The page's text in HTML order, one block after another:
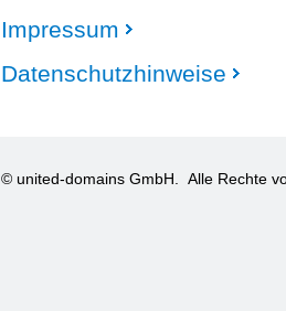
Impressum
Datenschutzhinweise
© united-domains GmbH. Alle Rechte